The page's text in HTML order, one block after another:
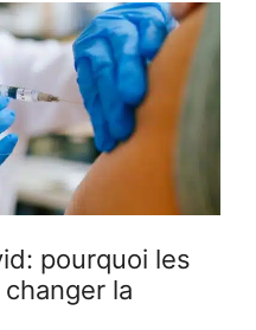
pourquoi les
la